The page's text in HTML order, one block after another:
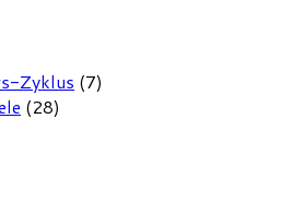
Zyklus (7)
(28)